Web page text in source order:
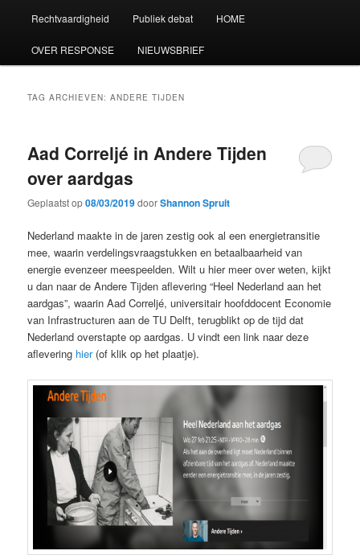
Rechtvaardigheid Publiek debat HOME
OVER RESPONSE NIEUWSBRIEF
TAG ARCHIEVEN:ANDERE TIJDEN
Aad Correljé in Andere Tijden
over aardgas
Geplaatst op08/03/2019doorShannon Spruit
Nederland maakte in de jaren zestig ook al een energietransitie
mee, waarin verdelingsvraagstukken en betaalbaarheid van
energie evenzeer meespeelden. Wilt u hier meer over weten, kijkt
u dan naar de Andere Tijden aflevering “Heel Nederland aan het
aardgas”, waarin Aad Correljé, universitair hoofddocent Economie
van Infrastructuren aan de TU Delft, terugblikt op de tijd dat
Nederland overstapte op aardgas. U vindt een link naar deze
aflevering hier (of klik op het plaatje).